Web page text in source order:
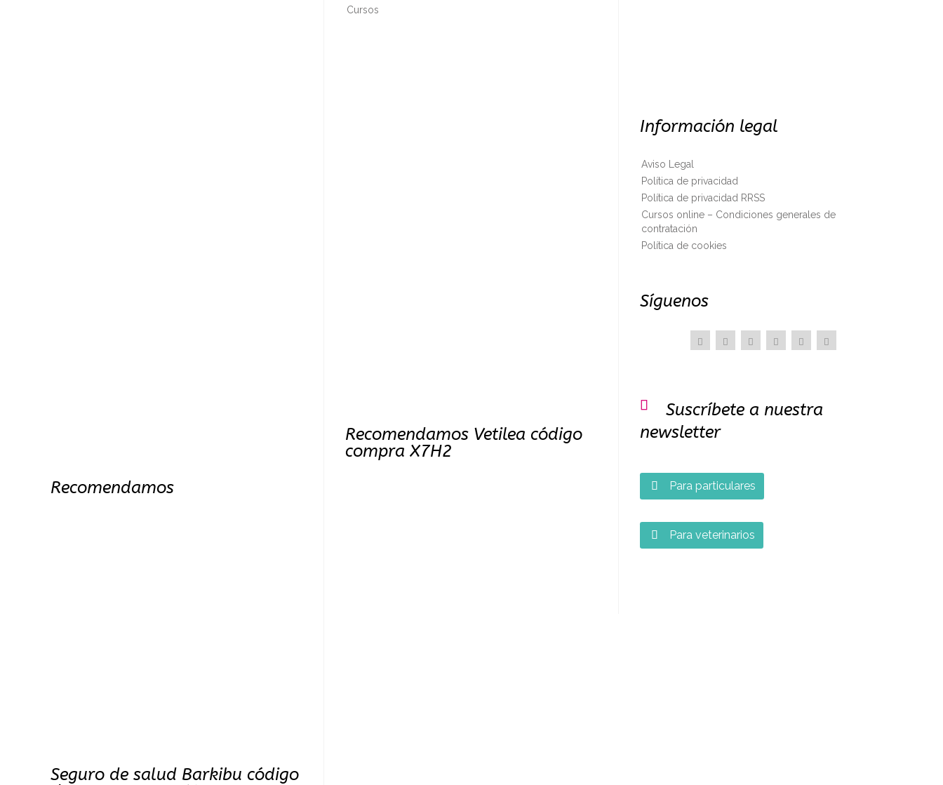
Recomendamos
Seguro de salud Barkibu código
Cursos
Recomendamos Vetilea código
compra X7H2
Información legal
Aviso Legal
Política de privacidad
Política de privacidad RRSS
Cursos online – Condiciones generales de
contratación
Política de cookies
Síguenos

Suscríbete a nuestra
newsletter
 Para particulares
 Para veterinarios